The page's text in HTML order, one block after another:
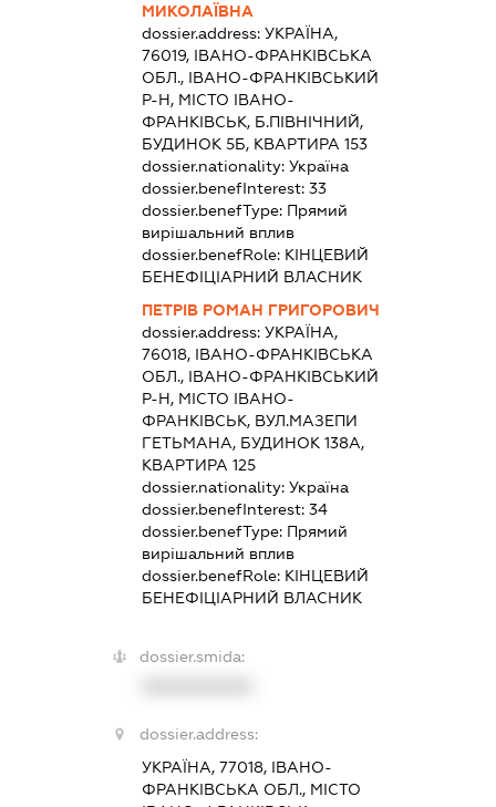
МИКОЛАЇВНА
dossier.address: УКРАЇНА,
76019, ІВАНО-ФРАНКІВСЬКА
ОБЛ., ІВАНО-ФРАНКІВСЬКИЙ
Р-Н, МІСТО ІВАНО-
ФРАНКІВСЬК, Б.ПІВНІЧНИЙ,
БУДИНОК 5Б, КВАРТИРА 153
dossier.nationality: Україна
dossier.benefInterest: 33
dossier.benefType: Прямий
вирішальний вплив
dossier.benefRole: КІНЦЕВИЙ
БЕНЕФІЦІАРНИЙ ВЛАСНИК
ПЕТРІВ РОМАН ГРИГОРОВИЧ
dossier.address: УКРАЇНА,
76018, ІВАНО-ФРАНКІВСЬКА
ОБЛ., ІВАНО-ФРАНКІВСЬКИЙ
Р-Н, МІСТО ІВАНО-
ФРАНКІВСЬК, ВУЛ.МАЗЕПИ
ГЕТЬМАНА, БУДИНОК 138А,
КВАРТИРА 125
dossier.nationality: Україна
dossier.benefInterest: 34
dossier.benefType: Прямий
вирішальний вплив
dossier.benefRole: КІНЦЕВИЙ
БЕНЕФІЦІАРНИЙ ВЛАСНИК
dossier.smida:
dossier.address:
УКРАЇНА, 77018, ІВАНО-
ФРАНКІВСЬКА ОБЛ., МІСТО